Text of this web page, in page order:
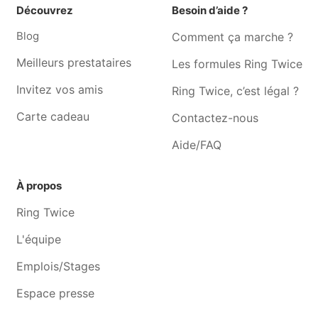
boitsfort
Musicien Ophain
Musicien Genval
Musicien Ohain
Musicien Lasne
Musicien Rixensart
Musicien Ittre
Découvrez
Blog
Meilleurs prestataires
Invitez vos amis
Carte cadeau
Besoin d’aide ?
Comment ça marche ?
Les formules Ring Twice
Ring Twice, c’est légal ?
Contactez-nous
Aide/FAQ
À propos
Ring Twice
L'équipe
Emplois/Stages
Espace presse